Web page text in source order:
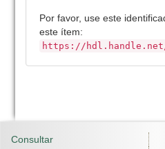
Por favor, use este
este ítem:
https://hdl.handle.net/
Consultar